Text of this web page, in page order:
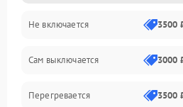
Не включается 3500
Сам выключается 3000
Перегревается 3500